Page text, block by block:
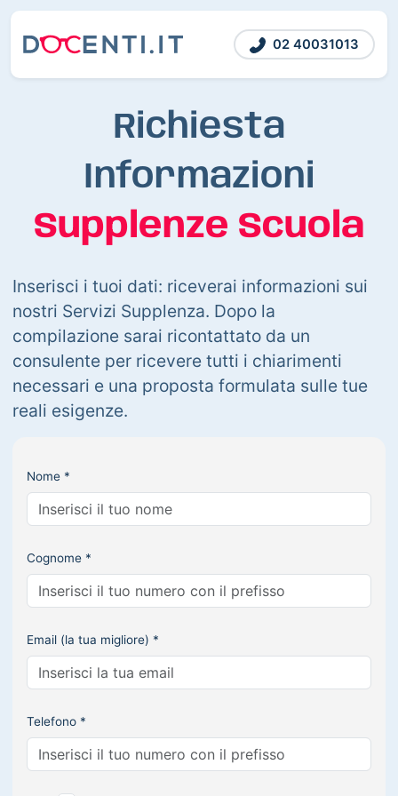
02 40031013
Richiesta
Informazioni
Supplenze Scuola
Inserisci i tuoi dati: riceverai informazioni sui
nostri Servizi Supplenza. Dopo la
compilazione sarai ricontattato da un
consulente per ricevere tutti i chiarimenti
necessari e una proposta formulata sulle tue
reali esigenze.
Nome *
Cognome *
Email (la tua migliore) *
Telefono *